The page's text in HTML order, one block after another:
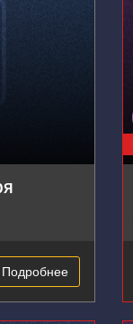
Подробнее